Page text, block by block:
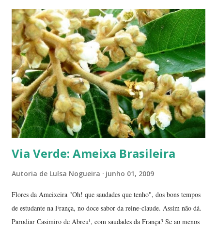
jóias preciosas, estão presentes na ceia de réveillon. Sim, eles nos
remetem a alegres brincadeiras - por muitos levadas a sério: São
guardados em carteiras, deixados sob os pratos e por aí vai ... E,
dizem, é um sinal de boa sorte para o ano que começa. Caramboleira -
Quer um Natal bem brasileiro? Use a imaginação, enfeitando su...
Via Verde: Ameixa Brasileira
Autoria de Luísa Nogueira junho 01, 2009
Flores da Ameixeira "Oh! que saudades que tenho", dos bons tempos
de estudante na França, no doce sabor da reine-claude. Assim não dá.
Parodiar Casimiro de Abreu¹, com saudades da França? Se ao menos